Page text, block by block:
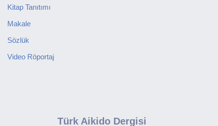
Kitap Tanıtımı
Makale
Sözlük
Video Röportaj
Türk Aikido Dergisi